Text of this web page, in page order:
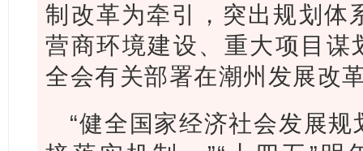
制改革为牵引，突出规划体
营商环境建设、重大项目谋
全会有关部署在潮州发展改
“健全国家经济社会发展